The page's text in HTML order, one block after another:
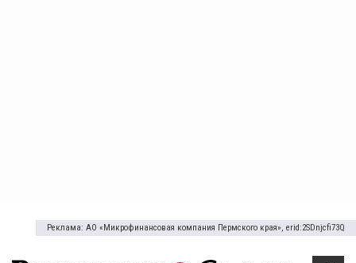
Реклама: АО «Микрофинансовая компания Пермского края», erid:2SDnjcfi73Q